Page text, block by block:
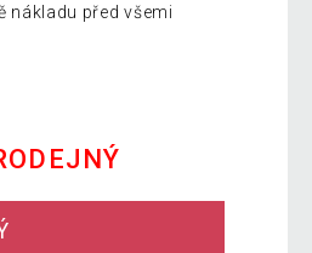
nákladu před všemi